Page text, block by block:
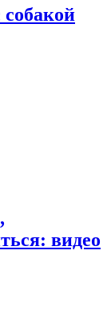
видео